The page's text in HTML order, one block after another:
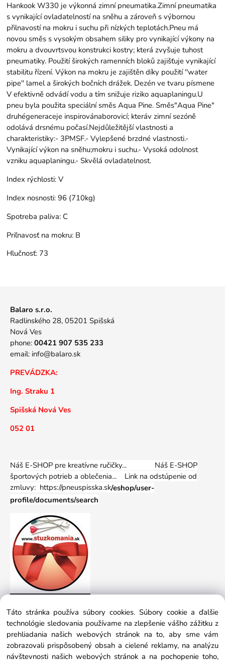
Hankook W330 je výkonná zimní pneumatika.Zimní pneumatika
s vynikající ovladatelností na sněhu a zároveň s výbornou
přilnavostí na mokru i suchu při nízkých teplotách.Pneu má
novou směs s vysokým obsahem siliky pro vynikající výkony na
mokru a dvouvrtsvou konstrukci kostry; která zvyšuje tuhost
pneumatiky. Použití širokých ramenních bloků zajišťuje vynikající
stabilitu řízení. Výkon na mokru je zajištěn díky použití ''water
pipe'' lamel a širokých bočních drážek. Dezén ve tvaru písmene
V efektivně odvádí vodu a tím snižuje riziko aquaplaningu.U
pneu byla použita speciální směs Aqua Pine. Směs"Aqua Pine"
druhégeneraceje inspirovánaborovicí; kteráv zimní sezóně
odolává drsnému počasí.Nejdůležitější vlastnosti a
charakteristiky:- 3PMSF.- Vylepšené brzdné vlastnosti.-
Vynikající výkon na sněhu;mokru i suchu.- Vysoká odolnost
vzniku aquaplaningu.- Skvělá ovladatelnost.
Index rýchlosti: V
Index nosnosti: 96 (710kg)
Spotreba paliva: C
Priľnavosť na mokru: B
Hlučnosť: 73
Balaro s.r.o.
Radlinského 28, 05201 Spišská
Nová Ves
phone: 00421 907 535 233
email: info@balaro.sk
PREVÁDZKA:
Ing. Straku 1
Spišská Nová Ves
052 01
Náš E-SHOP pre kreatívne ručičky... Náš E-SHOP
športových potrieb a oblečenia... Link na odstúpenie od
zmluvy: https://pneuspisska.sk/eshop/user-
profile/documents/search
Táto stránka používa súbory cookies. Súbory cookie a ďalšie
technológie sledovania používame na zlepšenie vášho zážitku z
prehliadania našich webových stránok na to, aby sme vám
zobrazovali prispôsobený obsah a cielené reklamy, na analýzu
návštevnosti našich webových stránok a na pochopenie toho,